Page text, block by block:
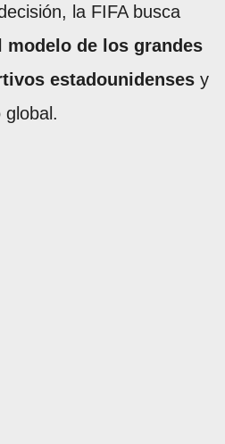
la FIFA busca
modelo de los grandes
estadounidenses y